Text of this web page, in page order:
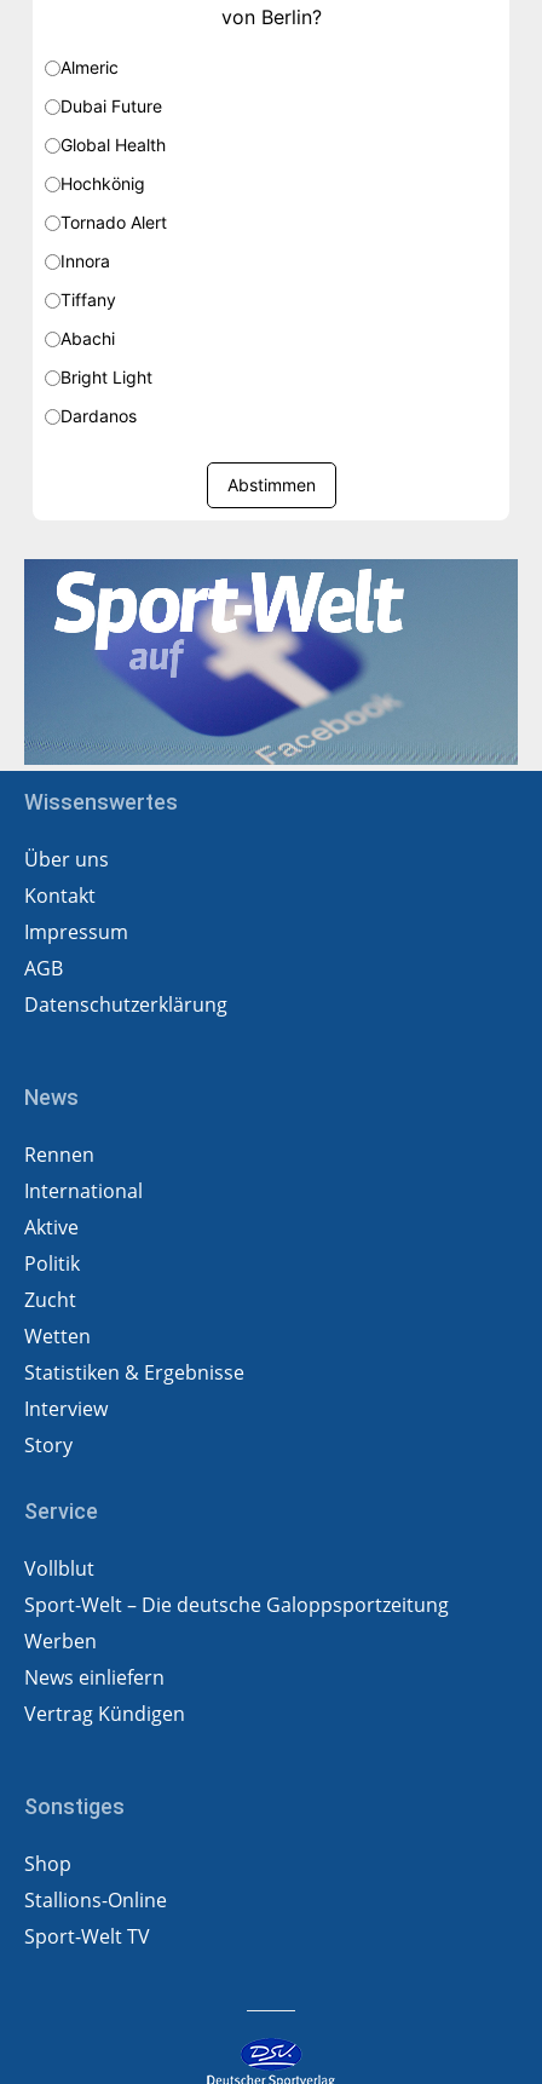
von Berlin?
Almeric
Dubai Future
Global Health
Hochkönig
Tornado Alert
Innora
Tiffany
Abachi
Bright Light
Dardanos
Abstimmen
Wissenswertes
Über uns
Kontakt
Impressum
AGB
Datenschutzerklärung
News
Rennen
International
Aktive
Politik
Zucht
Wetten
Statistiken & Ergebnisse
Interview
Story
Service
Vollblut
Sport-Welt – Die deutsche Galoppsportzeitung
Werben
News einliefern
Vertrag Kündigen
Sonstiges
Shop
Stallions-Online
Sport-Welt TV